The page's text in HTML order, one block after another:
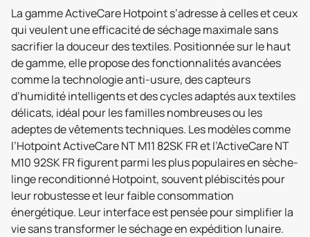
La gamme ActiveCare Hotpoint s’adresse à celles et ceux
qui veulent une efficacité de séchage maximale sans
sacrifier la douceur des textiles. Positionnée sur le haut
de gamme, elle propose des fonctionnalités avancées
comme la technologie anti-usure, des capteurs
d’humidité intelligents et des cycles adaptés aux textiles
délicats, idéal pour les familles nombreuses ou les
adeptes de vêtements techniques. Les modèles comme
l’Hotpoint ActiveCare NT M11 82SK FR et l’ActiveCare NT
M10 92SK FR figurent parmi les plus populaires en sèche-
linge reconditionné Hotpoint, souvent plébiscités pour
leur robustesse et leur faible consommation
énergétique. Leur interface est pensée pour simplifier la
vie sans transformer le séchage en expédition lunaire.